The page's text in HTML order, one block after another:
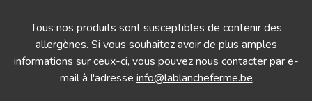
Tous nos produits sont susceptibles de contenir des
allergènes. Si vous souhaitez avoir de plus amples
informations sur ceux-ci, vous pouvez nous contacter par e-
mail à l'adresse info@lablancheferme.be